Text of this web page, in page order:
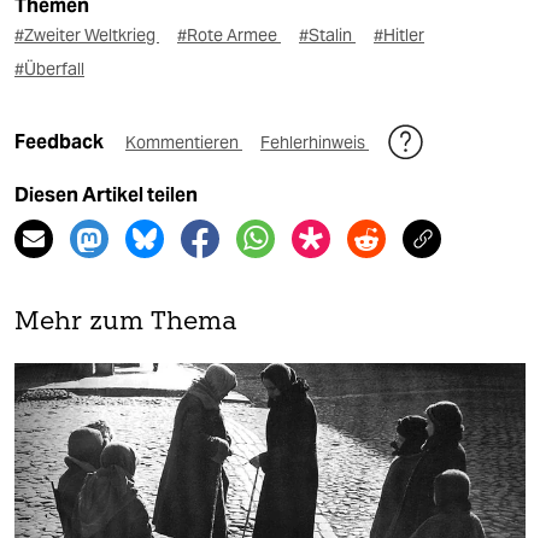
Themen
#Zweiter Weltkrieg #Rote Armee #Stalin
#Hitler
#Überfall
Feedback Kommentieren Fehlerhinweis
Diesen Artikel teilen
Mehr zum Thema